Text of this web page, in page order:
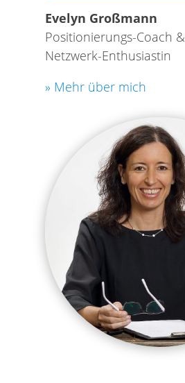
Evelyn Großmann
Positionierungs-Coach &
Netzwerk-Enthusiastin
» Mehr über mich